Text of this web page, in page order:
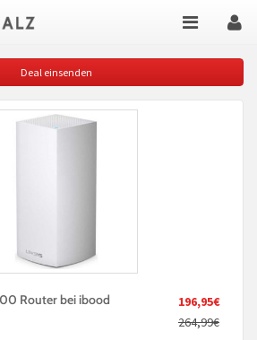
Deal einsenden
196,95€
264,99€
Router bei ibood